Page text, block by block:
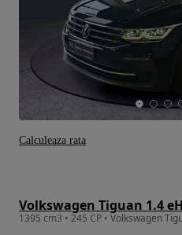
Volkswagen Tiguan 1.4
1395 cm3 • 245 CP • Volkswagen
Calculeaza rata